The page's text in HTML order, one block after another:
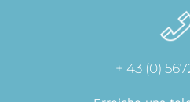
+ 43 (0)